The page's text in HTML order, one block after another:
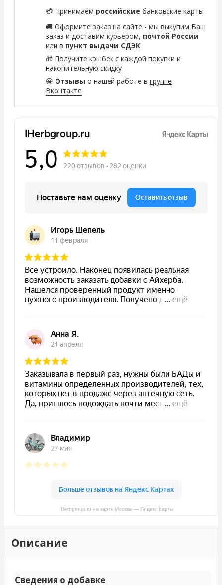
💳 Принимаем российские банковские карты
🚚 Оформите заказ на сайте - мы выкупим Ваш
заказ и доставим курьером, почтой России
или в пункт выдачи СДЭК
🎁 Получите кэшбек с каждой покупки и
накопительную скидку
😀 Отзывы о нашей работе вгруппе
Вконтакте
IHerbgroup.ru на карте Москвы — Яндекс Карты
Описание
Сведения о добавке